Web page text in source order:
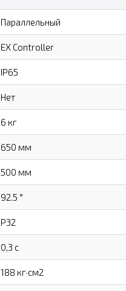
Параллельный
EX Controller
IP65
Нет
6 кг
650 мм
500 мм
92.5 °
P32
0,3 с
188 кг·см2